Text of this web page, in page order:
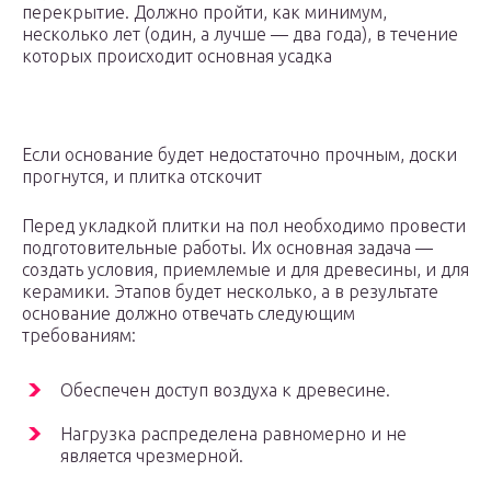
перекрытие. Должно пройти, как минимум,
несколько лет (один, а лучше — два года), в течение
которых происходит основная усадка
Если основание будет недостаточно прочным, доски
прогнутся, и плитка отскочит
Перед укладкой плитки на пол необходимо провести
подготовительные работы. Их основная задача —
создать условия, приемлемые и для древесины, и для
керамики. Этапов будет несколько, а в результате
основание должно отвечать следующим
требованиям:
Обеспечен доступ воздуха к древесине.
Нагрузка распределена равномерно и не
является чрезмерной.